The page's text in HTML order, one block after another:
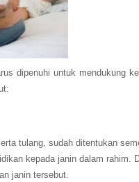
dipenuhi untuk mendukung
tulang, sudah ditentukan
kepada janin dalam rahim.
janin tersebut.